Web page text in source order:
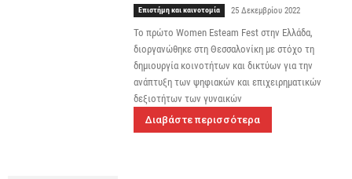
Επιστήμη και καινοτομία 25 Δεκεμβρίου 2022
Το πρώτο Women Esteam Fest στην Ελλάδα,
διοργανώθηκε στη Θεσσαλονίκη με στόχο τη
δημιουργία κοινοτήτων και δικτύων για την
ανάπτυξη των ψηφιακών και επιχειρηματικών
δεξιοτήτων των γυναικών
Διαβάστε περισσότερα